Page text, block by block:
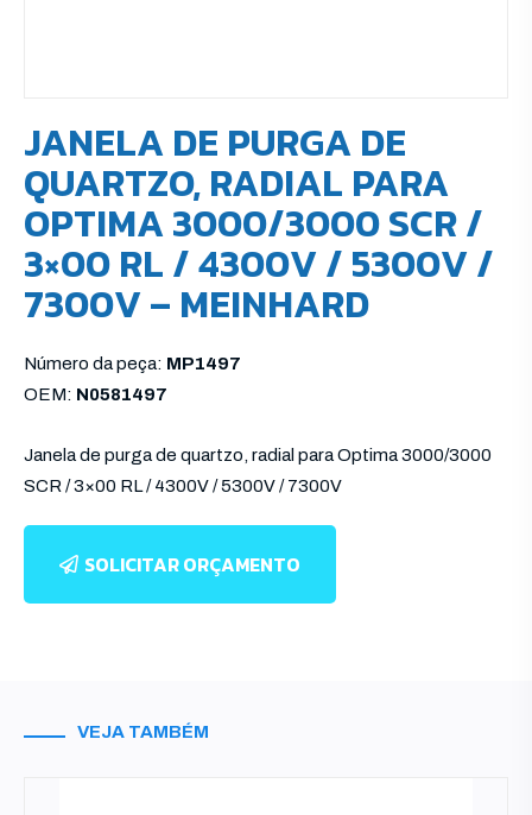
JANELA DE PURGA DE
QUARTZO, RADIAL PARA
OPTIMA 3000/3000 SCR /
3×00 RL / 4300V / 5300V /
7300V – MEINHARD
Número da peça: MP1497
OEM: N0581497
Janela de purga de quartzo, radial para Optima 3000/3000
SCR / 3×00 RL / 4300V / 5300V / 7300V
SOLICITAR ORÇAMENTO
VEJA TAMBÉM